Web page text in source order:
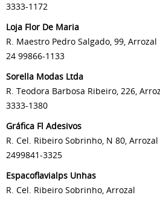
3333-1172
Loja Flor De Maria
R. Maestro Pedro Salgado, 99, Arrozal
24 99866-1133
Sorella Modas Ltda
R. Teodora Barbosa Ribeiro, 226,
3333-1380
Gráfica Fl Adesivos
R. Cel. Ribeiro Sobrinho, N 80, Arrozal
2499841-3325
Espacoflavialps Unhas
R. Cel. Ribeiro Sobrinho, Arrozal